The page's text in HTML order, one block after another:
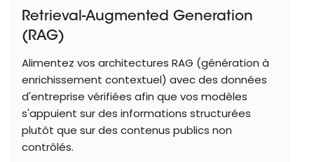
Retrieval-Augmented Generation
(RAG)
Alimentez vos architectures RAG (génération à
enrichissement contextuel) avec des données
d'entreprise vérifiées afin que vos modèles
s'appuient sur des informations structurées
plutôt que sur des contenus publics non
contrôlés.